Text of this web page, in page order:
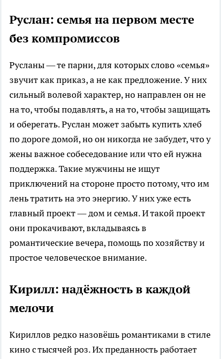
Руслан: семья на первом месте
без компромиссов
Русланы — те парни, для которых слово «семья»
звучит как приказ, а не как предложение. У них
сильный волевой характер, но направлен он не
на то, чтобы подавлять, а на то, чтобы защищать
и оберегать. Руслан может забыть купить хлеб
по дороге домой, но он никогда не забудет, что у
жены важное собеседование или что ей нужна
поддержка. Такие мужчины не ищут
приключений на стороне просто потому, что им
лень тратить на это энергию. У них уже есть
главный проект — дом и семья. И такой проект
они прокачивают, вкладываясь в
романтические вечера, помощь по хозяйству и
простое человеческое внимание.
Кирилл: надёжность в каждой
мелочи
Кириллов редко назовёшь романтиками в стиле
кино с тысячей роз. Их преданность работает